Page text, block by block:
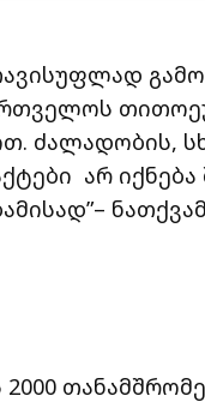
ძალადობის,
არ იქნება
2000